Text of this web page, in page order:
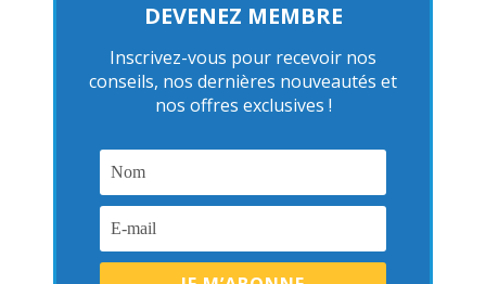
DEVENEZ MEMBRE
Inscrivez-vous pour recevoir nos
conseils, nos dernières nouveautés et
nos offres exclusives !